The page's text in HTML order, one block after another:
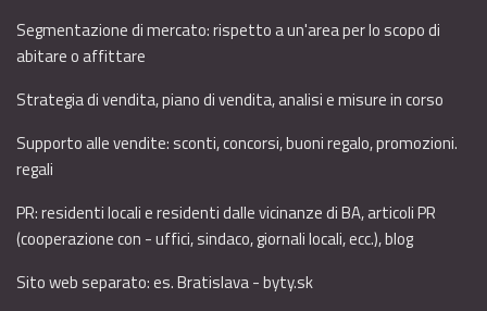
Segmentazione di mercato: rispetto a un'area per lo scopo di
abitare o affittare
Strategia di vendita, piano di vendita, analisi e misure in corso
Supporto alle vendite: sconti, concorsi, buoni regalo, promozioni.
regali
PR: residenti locali e residenti dalle vicinanze di BA, articoli PR
(cooperazione con - uffici, sindaco, giornali locali, ecc.), blog
Sito web separato: es. Bratislava - byty.sk